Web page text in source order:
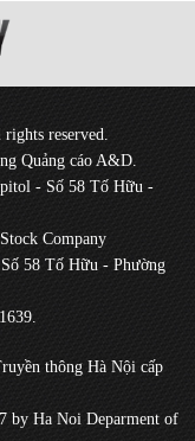
reserved.
Quảng cáo A&D.
- Số 58 Tố Hữu -
Company
58 Tố Hữu - Phường
thông Hà Nội cấp
by Ha Noi Deparment of